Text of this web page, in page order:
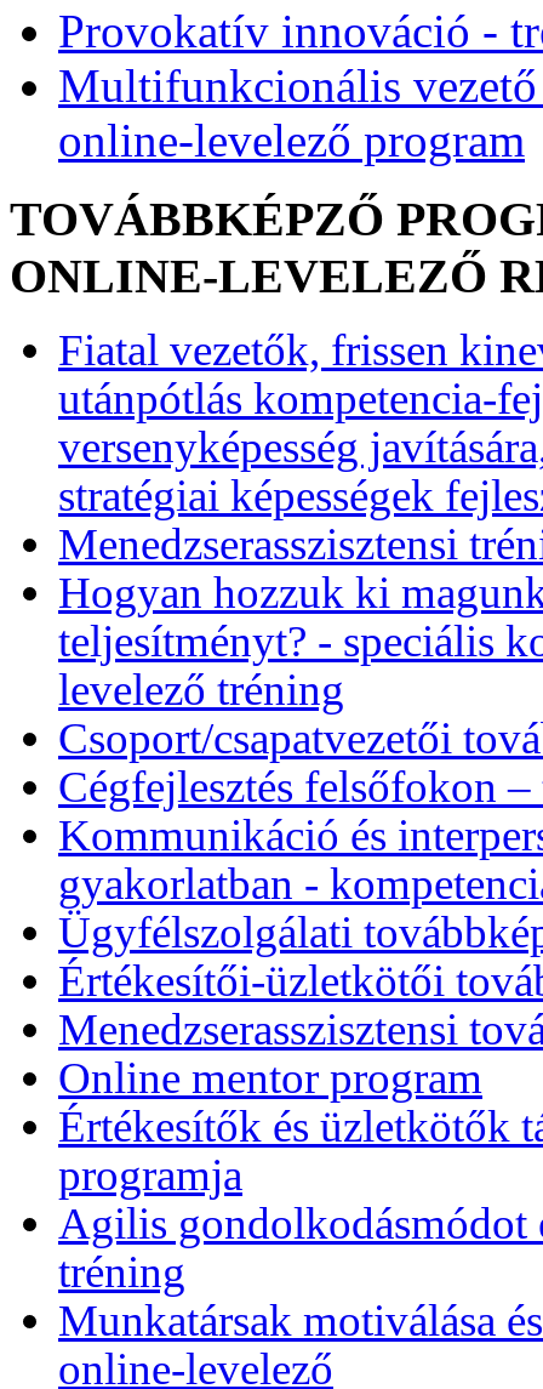
Provokatív innováció -
Multifunkcionális
online-levelező program
TOVÁBBKÉPZŐ
ONLINE-LEVELEZŐ
Fiatal vezetők, frissen
utánpótlás kompetencia-
versenyképesség
stratégiai képességek
Menedzserasszisztensi
Hogyan hozzuk ki
teljesítményt? - speciális
levelező tréning
Csoport/csapatvezetői
Cégfejlesztés felsőfokon
Kommunikáció és
gyakorlatban -
Ügyfélszolgálati
Értékesítői-üzletkötői
Menedzserasszisztensi
Online mentor program
Értékesítők és üzletkötők
programja
Agilis gondolkodásmódot
tréning
Munkatársak motiválása
online-levelező